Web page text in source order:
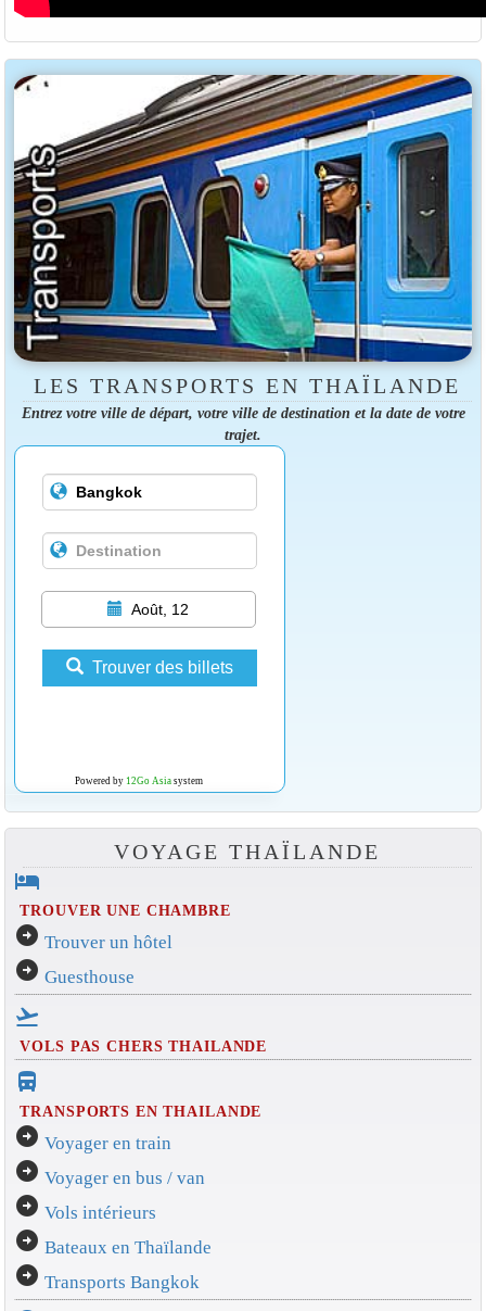
LES TRANSPORTS EN THAÏLANDE
Entrez votre ville de départ, votre ville de destination et la date de votre
trajet.
Août, 12
Trouver des billets
Powered by 12Go Asiasystem
VOYAGE THAÏLANDE
hotel
TROUVER UNE CHAMBRE
arrow_circle_right Trouver un hôtel
arrow_circle_right Guesthouse
flight_takeoff
VOLS PAS CHERS THAILANDE
directions_bus_filled
TRANSPORTS EN THAILANDE
arrow_circle_right Voyager en train
arrow_circle_right Voyager en bus / van
arrow_circle_right Vols intérieurs
arrow_circle_right Bateaux en Thaïlande
arrow_circle_right Transports Bangkok